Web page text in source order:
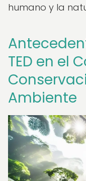
humano y la
TED en el
Ambiente